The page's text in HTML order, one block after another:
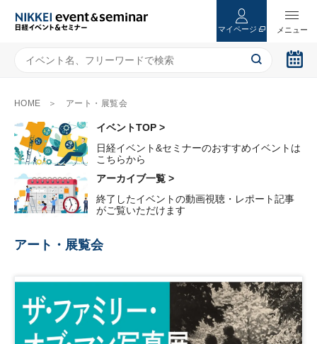
マイページ
HOME アート・展覧会
イベントTOP >
日経イベント&セミナーのおすすめイベントは
こちらから
アーカイブ一覧 >
終了したイベントの動画視聴・レポート記事
がご覧いただけます
アート・展覧会